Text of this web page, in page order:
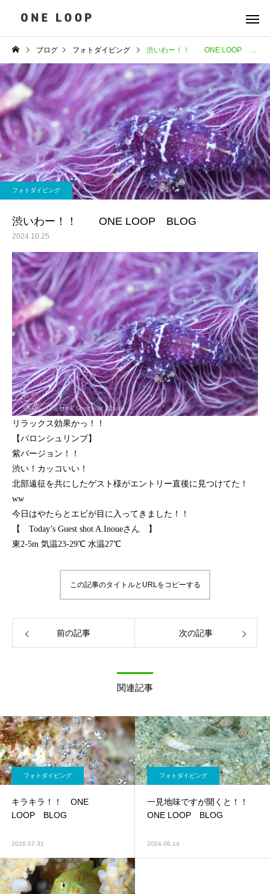
ブログ フォトダイビング 渋いわー！！ ONE LOOP BLOG
フォトダイビング
渋いわー！！ ONE LOOP BLOG
2024.10.25
リラックス効果かっ！！
【パロンシュリンプ】
紫バージョン！！
渋い！カッコいい！
北部遠征を共にしたゲスト様がエントリー直後に見つけてた！
ww
今日はやたらとエビが目に入ってきました！！
【 Today’s Guest shot A.Inoueさん 】
東2-5m 気温23-29℃ 水温27℃
この記事のタイトルとURLをコピーする
前の記事 次の記事
関連記事
フォトダイビング
キラキラ！！ ONE
LOOP BLOG
2026.07.31
フォトダイビング
一見地味ですが開くと！！
ONE LOOP BLOG
2024.06.14